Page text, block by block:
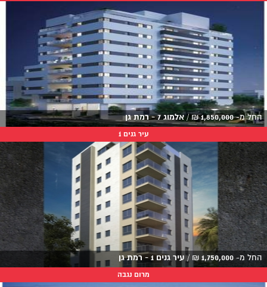
החל מ-1,850,000
₪
/אלמוג 7 - רמת גן
עיר גנים 1
החל מ- 1,750,000
₪
/ עיר גנים 1 - רמת גן
מרום נגבה